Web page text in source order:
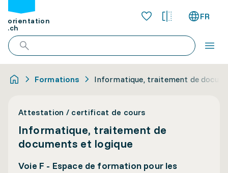
orientation
.ch
FR
Formations Informatique, traitement de
Attestation / certificat de cours
Informatique, traitement de
documents et logique
Voie F - Espace de formation pour les